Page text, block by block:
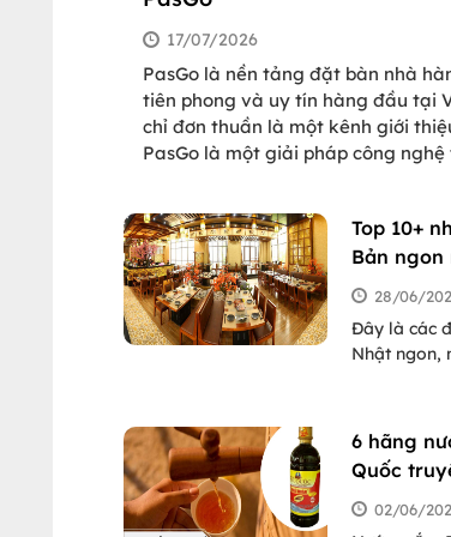
17/07/2026
PasGo là nền tảng đặt bàn nhà
tiên phong và uy tín hàng đầu tại
chỉ đơn thuần là một kênh giới
PasGo là một giải pháp công
TP.HCM, Đà Nẵng, Nha Trang, Đà
thành phố du lịch nổi tiếng khắp
Top 10+
Bản
ở TpHCM
28/06/
Đây là các
Nhật ngon,
bè và người
6 hãng
Quốc
nhất mua
chỉ mua
02/06/